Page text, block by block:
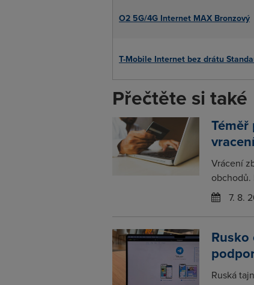
O2 5G/4G Internet MAX Bronzový
T-Mobile Internet bez drátu
Přečtěte si také
Vrácení
obchodů.
7. 8.
Ruská